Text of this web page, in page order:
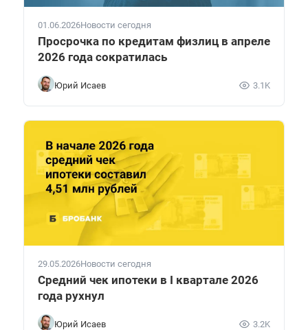
01.06.2026Новости сегодня
Просрочка по кредитам физлиц в апреле
2026 года сократилась
Юрий Исаев 3.1K
29.05.2026Новости сегодня
Средний чек ипотеки в I квартале 2026
года рухнул
Юрий Исаев 3.2K